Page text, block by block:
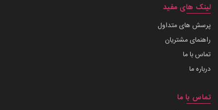
لینک های مفید
پرسش های متداول
راهنمای مشتریان
تماس با ما
درباره ما
تماس با ما